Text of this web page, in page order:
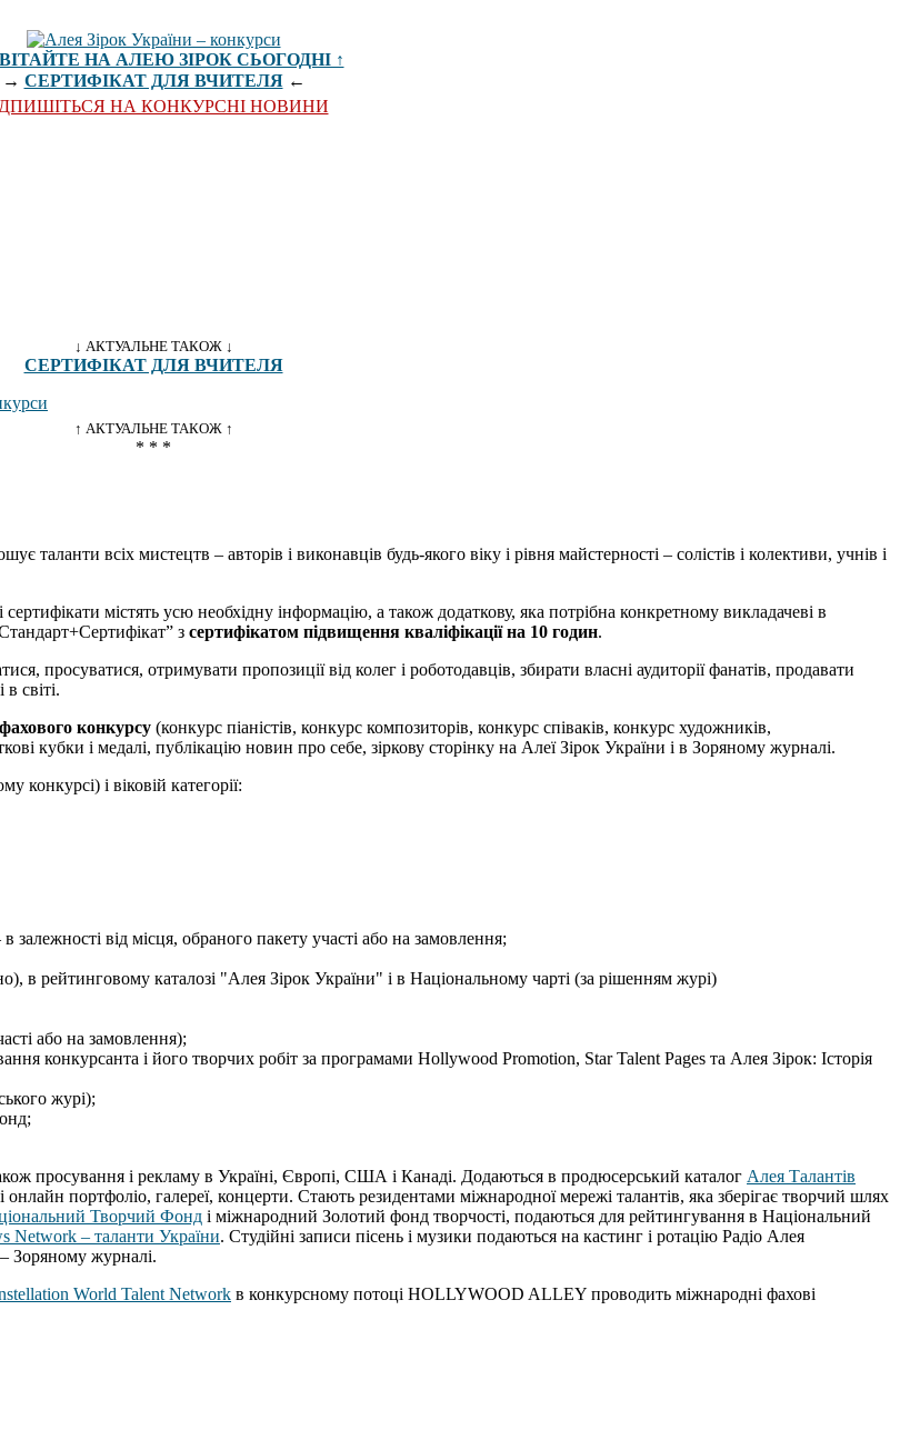
НА АЛЕЮ ЗІРОК СЬОГОДНІ ↑
→ СЕРТИФІКАТ ДЛЯ ВЧИТЕЛЯ←
НА КОНКУРСНІ НОВИНИ
↓ АКТУАЛЬНЕ ТАКОЖ ↓
СЕРТИФІКАТ ДЛЯ ВЧИТЕЛЯ
↑ АКТУАЛЬНЕ ТАКОЖ ↑
* * *
таланти всіх мистецтв – авторів і виконавців будь-якого віку і рівня майстерності – солістів і колективи, учнів і
містять усю необхідну інформацію, а також додаткову, яка потрібна конкретному викладачеві в
з сертифікатом підвищення кваліфікації на 10 годин.
просуватися, отримувати пропозиції від колег і роботодавців, збирати власні аудиторії фанатів, продавати
світі.
фахового конкурсу (конкурс піаністів, конкурс композиторів, конкурс співаків, конкурс художників,
кубки і медалі, публікацію новин про себе, зіркову сторінку на Алеї Зірок України і в Зоряному журналі.
конкурсі) і віковій категорії:
від місця, обраного пакету участі або на замовлення;
в рейтинговому каталозі "Алея Зірок України" і в Національному чарті (за рішенням журі)
або на замовлення);
конкурсанта і його творчих робіт за програмами Hollywood Promotion, Star Talent Pages та Алея Зірок: Історія
журі);
просування і рекламу в Україні, Європі, США і Канаді. Додаються в продюсерський каталог Алея Талантів
онлайн портфоліо, галереї, концерти. Стають резидентами міжнародної мережі талантів, яка зберігає творчий шлях
Творчий Фонд і міжнародний Золотий фонд творчості, подаються для рейтингування в Національний
Network – таланти України. Студійні записи пісень і музики подаються на кастинг і ротацію Радіо Алея
– Зоряному журналі.
World Talent Network в конкурсному потоці HOLLYWOOD ALLEY проводить міжнародні фахові